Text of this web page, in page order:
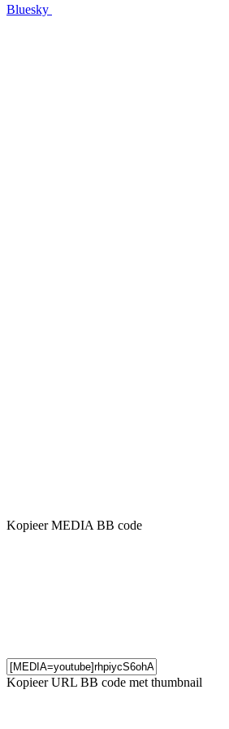
Bluesky
Kopieer MEDIA BB code
Kopieer URL BB code met thumbnail